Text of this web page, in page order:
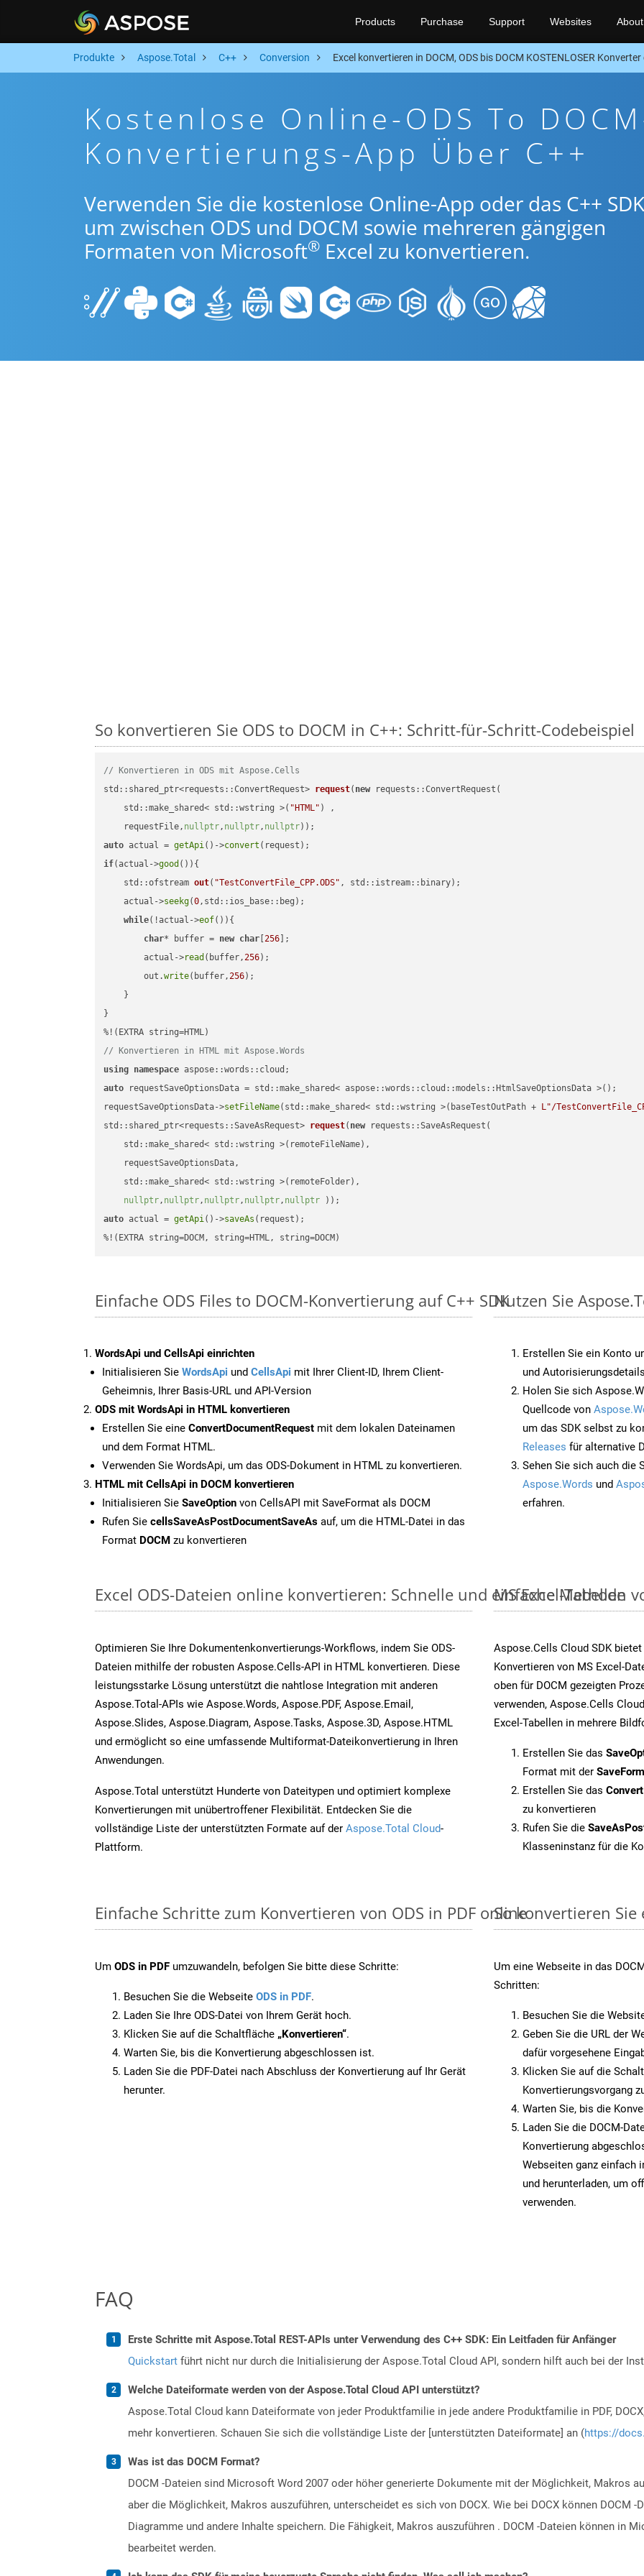
Products Purchase Support Websites About
Produkte Aspose.Total C++ Conversion Excel konvertieren in DOCM, ODS bis DOCM KOSTENLOSER Konverter
Kostenlose Online-ODS To
Konvertierungs-App Über C++
Verwenden Sie die kostenlose Online-App oder das C++
um zwischen ODS und DOCM sowie mehreren gängigen
Formaten von Microsoft® Excel zu konvertieren.
So konvertieren Sie ODS to DOCM in C++: Schritt-für-Schritt-Codebeispiel
// Konvertieren in ODS mit Aspose.Cells
std::shared_ptr<requests::ConvertRequest> request( new requests::ConvertRequest(
    std::make_shared< std::wstring >(
"HTML" ) ,
    requestFile,
nullptr, nullptr, nullptr))
auto actual = getApi()->convert
if(actual->good ()){
std::ofstream out( "TestConvertFile_CPP.ODS" , std::istream::binary) ;
    actual->
seekg(0,std::ios_base::beg);
while(!actual->eof()){
char* buffer = new char [256 ];
        actual->
read (buffer,256);
        out.
write(buffer,256);
    }
}
// Konvertieren in HTML mit Aspose.Words
using namespace
auto requestSaveOptionsData = std::make_shared< aspose::words::cloud::models::HtmlSaveOptionsData >();
requestSaveOptionsData->setFileName(std::make_shared< std::wstring >(baseTestOutPath + L"/
std::shared_ptr<requests::SaveAsRequest> request( new requests::SaveAsRequest(
    std::make_shared< std::wstring >(remoteFileName),
    requestSaveOptionsData,
    std::make_shared< std::wstring >(remoteFolder),
nullptr, nullptr, nullptr, nullptr, nullptr ))
auto actual = getApi()->saveAs (request);
%!(EXTRA string=DOCM, string=HTML, string=DOCM)
Einfache ODS Files to DOCM-Konvertierung auf C++ SDK
WordsApi und CellsApi einrichten
Initialisieren Sie WordsApi und CellsApi mit Ihrer Client-ID, Ihrem Client-
Geheimnis, Ihrer Basis-URL und API-Version
ODS mit WordsApi in HTML konvertieren
Erstellen Sie eine ConvertDocumentRequest mit dem lokalen Dateinamen
und dem Format HTML.
Verwenden Sie WordsApi, um das ODS-Dokument in HTML zu konvertieren.
HTML mit CellsApi in DOCM konvertieren
Initialisieren Sie SaveOption von CellsAPI mit SaveFormat als DOCM
Rufen Sie cellsSaveAsPostDocumentSaveAs auf, um die HTML-Datei in das
Format DOCM zu konvertieren
Nutzen Sie
Erstellen Sie ein Konto
und
Holen Sie sich
Quellcode von
um das SDK selbst zu
Releases für alternative
Sehen Sie sich auch die
Aspose.Words und
erfahren.
Excel ODS-Dateien online konvertieren: Schnelle und einfache Methode
Optimieren Sie Ihre Dokumentenkonvertierungs-Workflows, indem Sie ODS-
Dateien mithilfe der robusten Aspose.Cells-API in HTML konvertieren. Diese
leistungsstarke Lösung unterstützt die nahtlose Integration mit anderen
Aspose.Total-APIs wie Aspose.Words, Aspose.PDF, Aspose.Email,
Aspose.Slides, Aspose.Diagram, Aspose.Tasks, Aspose.3D, Aspose.HTML
und ermöglicht so eine umfassende Multiformat-Dateikonvertierung in Ihren
Anwendungen.
Aspose.Total unterstützt Hunderte von Dateitypen und optimiert komplexe
Konvertierungen mit unübertroffener Flexibilität. Entdecken Sie die
vollständige Liste der unterstützten Formate auf der Aspose.Total Cloud-
Plattform.
MS Excel-Tabellen
Aspose.Cells Cloud SDK
Konvertieren von MS Excel-
oben für DOCM gezeigten
verwenden, Aspose.Cells
Excel-Tabellen in mehrere
Erstellen Sie das
Format mit der
Erstellen Sie das
zu konvertieren
Rufen Sie die
Klasseninstanz für die
Einfache Schritte zum Konvertieren von ODS in PDF online
Um ODS in PDF umzuwandeln, befolgen Sie bitte diese Schritte:
Besuchen Sie die Webseite ODS in PDF.
Laden Sie Ihre ODS-Datei von Ihrem Gerät hoch.
Klicken Sie auf die Schaltfläche „Konvertieren“.
Warten Sie, bis die Konvertierung abgeschlossen ist.
Laden Sie die PDF-Datei nach Abschluss der Konvertierung auf Ihr Gerät
herunter.
So konvertieren Sie
Um eine Webseite in das
Schritten:
Besuchen Sie die
Geben Sie die URL der
dafür vorgesehene
Klicken Sie auf die
Konvertierungsvorgang
Warten Sie, bis die
Laden Sie die DOCM-
Konvertierung
Webseiten ganz einfach
und herunterladen, um
verwenden.
FAQ
Erste Schritte mit Aspose.Total REST-APIs unter Verwendung des C++ SDK: Ein Leitfaden für Anfänger
Quickstart führt nicht nur durch die Initialisierung der Aspose.Total Cloud API, sondern hilft auch bei der
Welche Dateiformate werden von der Aspose.Total Cloud API unterstützt?
Aspose.Total Cloud kann Dateiformate von jeder Produktfamilie in jede andere Produktfamilie in PDF, DOCX,
mehr konvertieren. Schauen Sie sich die vollständige Liste der [unterstützten Dateiformate] an (https://
Was ist das DOCM Format?
DOCM -Dateien sind Microsoft Word 2007 oder höher generierte Dokumente mit der Möglichkeit, Makros
aber die Möglichkeit, Makros auszuführen, unterscheidet es sich von DOCX. Wie bei DOCX können DOCM -
Diagramme und andere Inhalte speichern. Die Fähigkeit, Makros auszuführen . DOCM -Dateien können in
bearbeitet werden.